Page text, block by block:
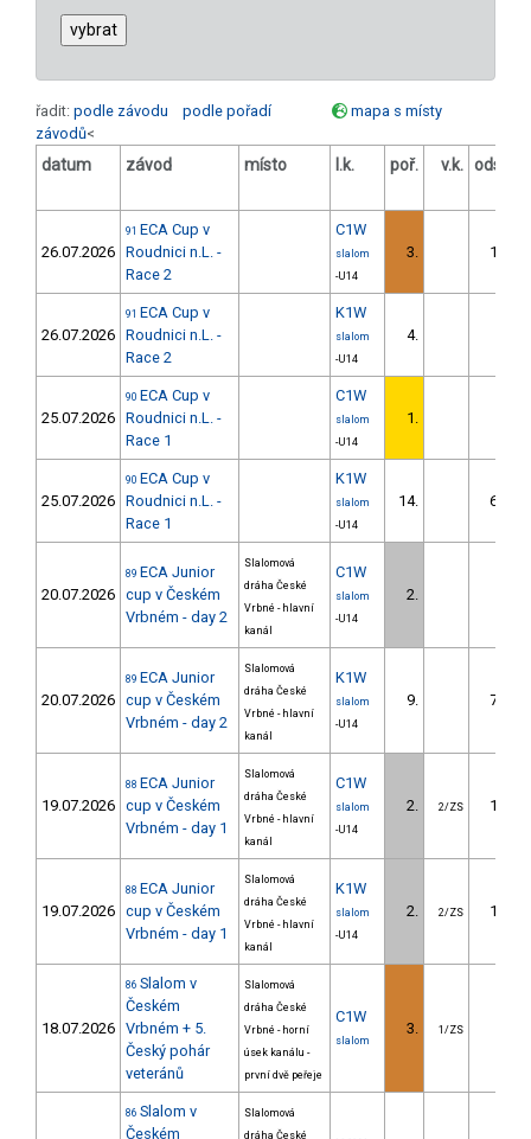
řadit: podle závodu podle pořadí
mapa s místy
závodů<
datum závod místo l.k. poř. v.k. odstup
26.07.2026
91 ECA Cup v
Roudnici n.L. -
Race 2
C1W
slalom
-U14
3. 14.31
26.07.2026
91 ECA Cup v
Roudnici n.L. -
Race 2
K1W
slalom
-U14
4.
25.07.2026
90 ECA Cup v
Roudnici n.L. -
Race 1
C1W
slalom
-U14
1.
25.07.2026
90 ECA Cup v
Roudnici n.L. -
Race 1
K1W
slalom
-U14
14. 66.02
20.07.2026
89 ECA Junior
cup v Českém
Vrbném - day 2
Slalomová
dráha České
Vrbné - hlavní
kanál
C1W
slalom
-U14
2.
20.07.2026
89 ECA Junior
cup v Českém
Vrbném - day 2
Slalomová
dráha České
Vrbné - hlavní
kanál
K1W
slalom
-U14
9. 70.60
19.07.2026
88 ECA Junior
cup v Českém
Vrbném - day 1
Slalomová
dráha České
Vrbné - hlavní
kanál
C1W
slalom
-U14
2. 2/ZS 17.71
19.07.2026
88 ECA Junior
cup v Českém
Vrbném - day 1
Slalomová
dráha České
Vrbné - hlavní
kanál
K1W
slalom
-U14
2. 2/ZS 16.50
18.07.2026
86 Slalom v
Českém
Vrbném + 5.
Český pohár
veteránů
Slalomová
dráha České
Vrbné - horní
úsek kanálu -
první dvě peřeje
C1W
slalom
3. 1/ZS
86 Slalom v
Českém
Slalomová
dráha České